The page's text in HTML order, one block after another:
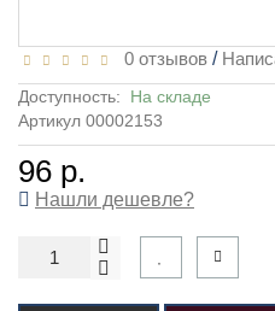
0 отзывов /
Доступность: На складе
Артикул 00002153
96 р.
Нашли дешевле?